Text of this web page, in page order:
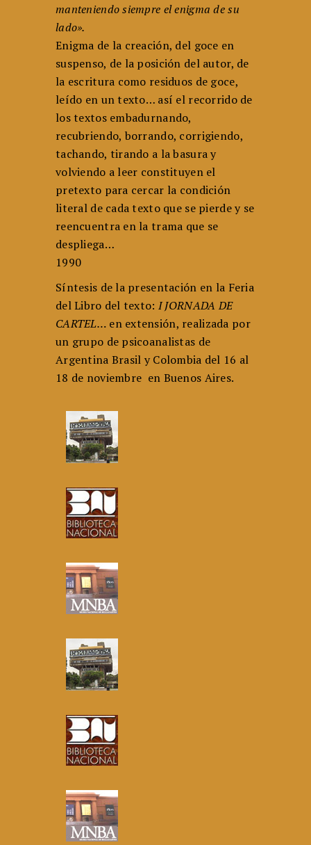
manteniendo siempre el enigma de su
lado».
Enigma de la creación, del goce en
suspenso, de la posición del autor, de
la escritura como residuos de goce,
leído en un texto… así el recorrido de
los textos embadurnando,
recubriendo, borrando, corrigiendo,
tachando, tirando a la basura y
volviendo a leer constituyen el
pretexto para cercar la condición
literal de cada texto que se pierde y se
reencuentra en la trama que se
despliega…
1990
Síntesis de la presentación en la Feria
del Libro del texto: I JORNADA DE
CARTEL… en extensión, realizada por
un grupo de psicoanalistas de
Argentina Brasil y Colombia del 16 al
18 de noviembre en Buenos Aires.